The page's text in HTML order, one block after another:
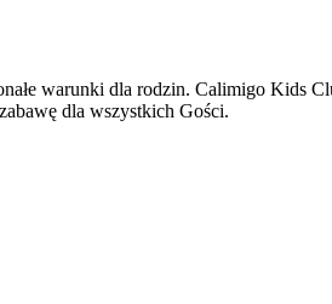
warunki dla rodzin. Calimigo Kids
dla wszystkich Gości.